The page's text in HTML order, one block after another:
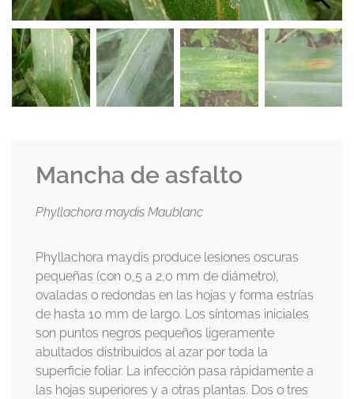
Mancha de asfalto
Phyllachora maydis Maublanc
Phyllachora maydis produce lesiones oscuras
pequeñas (con 0,5 a 2,0 mm de diámetro),
ovaladas o redondas en las hojas y forma estrías
de hasta 10 mm de largo. Los síntomas iniciales
son puntos negros pequeños ligeramente
abultados distribuidos al azar por toda la
superficie foliar. La infección pasa rápidamente a
las hojas superiores y a otras plantas. Dos o tres